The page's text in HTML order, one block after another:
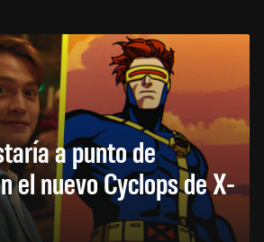
a punto de
el nuevo Cyclops de X-